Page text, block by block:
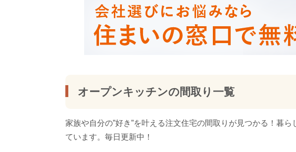
オープンキッチンの間取り一覧
家族や自分の”好き”を叶える注文住宅の間取りが見つかる！暮
ています。毎日更新中！